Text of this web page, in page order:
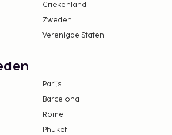
Griekenland
Zweden
Verenigde Staten
Parijs
Barcelona
Rome
Phuket